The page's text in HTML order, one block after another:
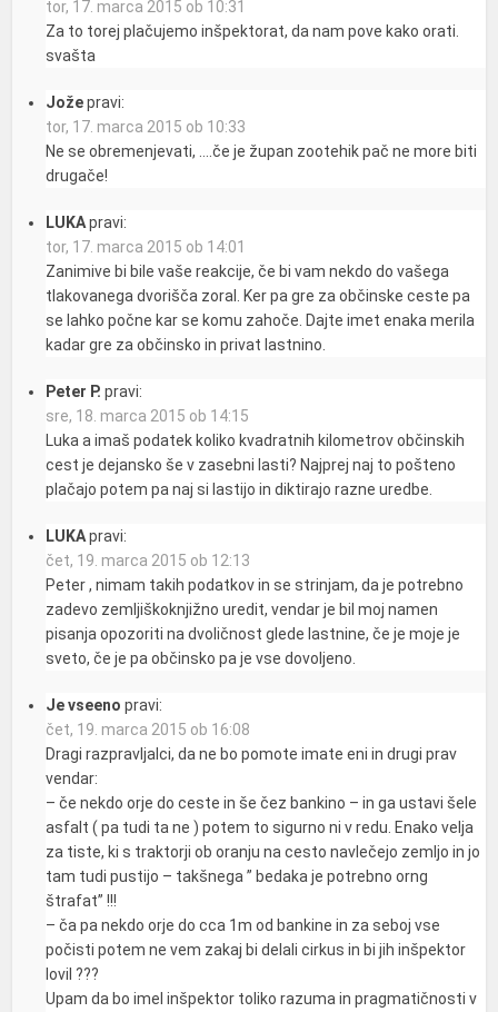
tor, 17. marca 2015 ob 10:31
Za to torej plačujemo inšpektorat, da nam pove kako orati.
svašta
Jože pravi:
tor, 17. marca 2015 ob 10:33
Ne se obremenjevati, ….če je župan zootehik pač ne more biti
drugače!
LUKA pravi:
tor, 17. marca 2015 ob 14:01
Zanimive bi bile vaše reakcije, če bi vam nekdo do vašega
tlakovanega dvorišča zoral. Ker pa gre za občinske ceste pa
se lahko počne kar se komu zahoče. Dajte imet enaka merila
kadar gre za občinsko in privat lastnino.
Peter P. pravi:
sre, 18. marca 2015 ob 14:15
Luka a imaš podatek koliko kvadratnih kilometrov občinskih
cest je dejansko še v zasebni lasti? Najprej naj to pošteno
plačajo potem pa naj si lastijo in diktirajo razne uredbe.
LUKA pravi:
čet, 19. marca 2015 ob 12:13
Peter , nimam takih podatkov in se strinjam, da je potrebno
zadevo zemljiškoknjižno uredit, vendar je bil moj namen
pisanja opozoriti na dvoličnost glede lastnine, če je moje je
sveto, če je pa občinsko pa je vse dovoljeno.
Je vseeno pravi:
čet, 19. marca 2015 ob 16:08
Dragi razpravljalci, da ne bo pomote imate eni in drugi prav
vendar:
– če nekdo orje do ceste in še čez bankino – in ga ustavi šele
asfalt ( pa tudi ta ne ) potem to sigurno ni v redu. Enako velja
za tiste, ki s traktorji ob oranju na cesto navlečejo zemljo in jo
tam tudi pustijo – takšnega ” bedaka je potrebno orng
štrafat” !!!
– ča pa nekdo orje do cca 1m od bankine in za seboj vse
počisti potem ne vem zakaj bi delali cirkus in bi jih inšpektor
lovil ???
Upam da bo imel inšpektor toliko razuma in pragmatičnosti v